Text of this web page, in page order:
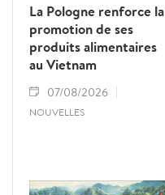
La Pologne renforce la
promotion de ses
produits alimentaires
au Vietnam
07/08/2026
NOUVELLES